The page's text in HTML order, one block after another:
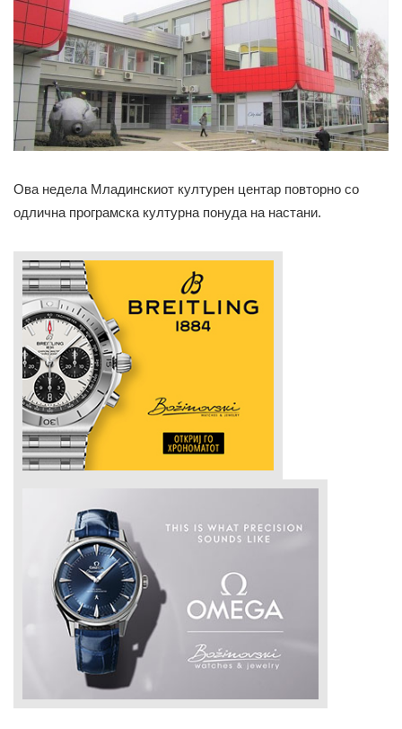
Ова недела Младинскиот културен центар повторно со
одлична програмска културна понуда на настани.